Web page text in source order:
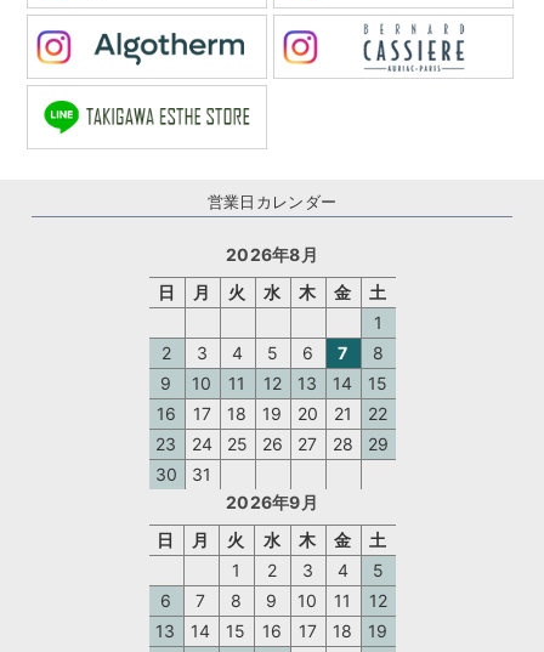
営業日カレンダー
2026年8月
日 月 火 水 木 金 土
1
2
3 4 5 6 7
8
9
10 11 12 13 14
15
16
17 18 19 20 21
22
23
24 25 26 27 28
29
30
31
2026年9月
日 月 火 水 木 金 土
1 2 3 4
5
6
7 8 9 10 11
12
13
14 15 16 17 18
19